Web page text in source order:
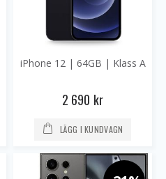
iPhone 12 | 64GB | Klass A
2 690 kr
LÄGG I KUNDVAGN